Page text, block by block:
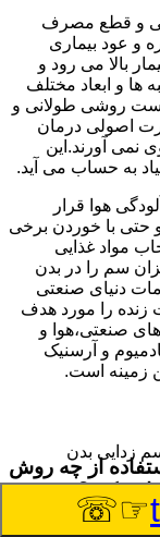
و قطع مصرف
و عود بیماری
بالا می رود و
ها و ابعاد مختلف
روشی طولانی و
اصولی درمان
نمی آورند.این
به حساب می آید.
هوا قرار
حتی با خوردن برخی
مواد غذایی
سم را در بدن
مات دنیای صنعتی
زنده را مورد هدف
صنعتی،هوا و
و آرسنیک
زمینه است.
از چه روش
کرد؟
زدایی بدن
☞☏